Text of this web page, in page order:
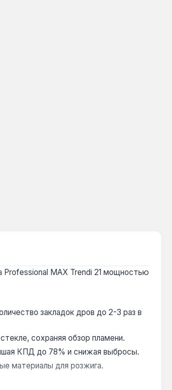
Professional MAX Trendi 21 мощностью
закладок дров до 2-3 раз в
сохраняя обзор пламени.
КПД до 78% и снижая выбросы.
материалы для розжига.